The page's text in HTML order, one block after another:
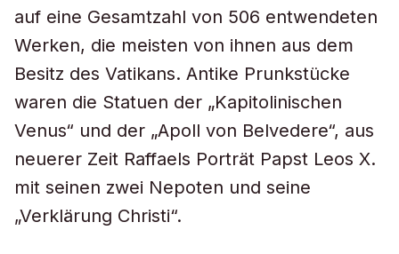
auf eine Gesamtzahl von 506 entwendeten
Werken, die meisten von ihnen aus dem
Besitz des Vatikans. Antike Prunkstücke
waren die Statuen der „Kapitolinischen
Venus“ und der „Apoll von Belvedere“, aus
neuerer Zeit Raffaels Porträt Papst Leos X.
mit seinen zwei Nepoten und seine
„Verklärung Christi“.